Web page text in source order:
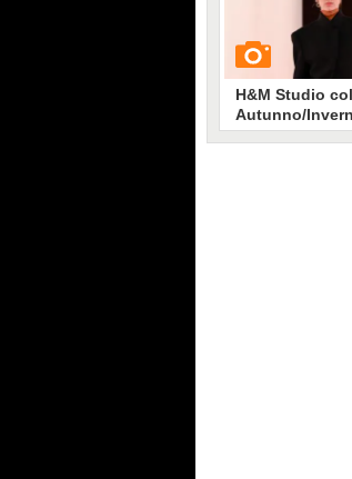
3025
H&M Studio
Autunno/